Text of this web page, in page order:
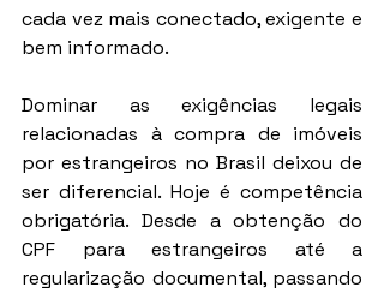
cada vez mais conectado, exigente e
bem informado.
Dominar as exigências legais
relacionadas à compra de imóveis
por estrangeiros no Brasil deixou de
ser diferencial. Hoje é competência
obrigatória. Desde a obtenção do
CPF para estrangeiros até a
regularização documental, passando